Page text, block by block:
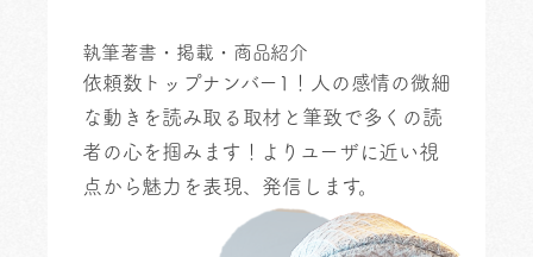
執筆著書・掲載・商品紹介
依頼数トップナンバー1！
人の感情の微細
な動きを読み取る取材と筆致で多くの読
者の心を掴みます！よりユーザに近い視
点から魅力を表現、発信します。